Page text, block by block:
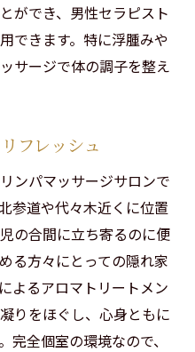
ができ、男性セラピスト
できます。特に浮腫みや
サージで体の調子を整え
フレッシュ
ンパマッサージサロンで
参道や代々木近くに位置
の合間に立ち寄るのに便
る方々にとっての隠れ家
よるアロマトリートメン
りをほぐし、心身ともに
完全個室の環境なので、